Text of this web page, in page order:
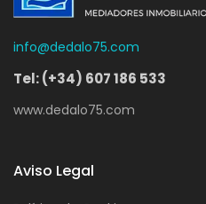
info@dedalo75.com
Tel: (+34) 607 186 533
www.dedalo75.com
Aviso Legal